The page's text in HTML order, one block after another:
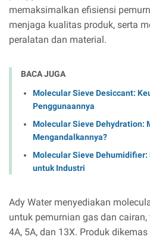
memaksimalkan efisiensi
menjaga kualitas produk, serta
peralatan dan material.
BACA JUGA
Molecular Sieve Desiccant:
Penggunaannya
Molecular Sieve Dehydration:
Mengandalkannya?
Molecular Sieve Dehumidifier:
untuk Industri
Ady Water menyediakan
untuk pemurnian gas dan
4A, 5A, dan 13X. Produk